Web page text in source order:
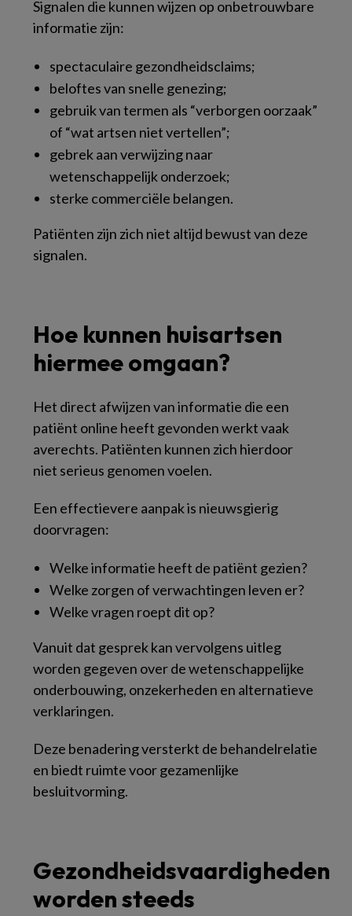
Signalen die kunnen wijzen op onbetrouwbare
informatie zijn:
spectaculaire gezondheidsclaims;
beloftes van snelle genezing;
gebruik van termen als “verborgen oorzaak”
of “wat artsen niet vertellen”;
gebrek aan verwijzing naar
wetenschappelijk onderzoek;
sterke commerciële belangen.
Patiënten zijn zich niet altijd bewust van deze
signalen.
Hoe kunnen huisartsen
hiermee omgaan?
Het direct afwijzen van informatie die een
patiënt online heeft gevonden werkt vaak
averechts. Patiënten kunnen zich hierdoor
niet serieus genomen voelen.
Een effectievere aanpak is nieuwsgierig
doorvragen:
Welke informatie heeft de patiënt gezien?
Welke zorgen of verwachtingen leven er?
Welke vragen roept dit op?
Vanuit dat gesprek kan vervolgens uitleg
worden gegeven over de wetenschappelijke
onderbouwing, onzekerheden en alternatieve
verklaringen.
Deze benadering versterkt de behandelrelatie
en biedt ruimte voor gezamenlijke
besluitvorming.
Gezondheidsvaardigheden
worden steeds